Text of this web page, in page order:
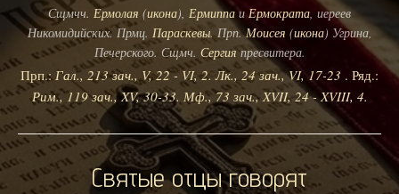
Сщмчч. Ермолая (икона), ЕрмиппаиЕрмократа, иереев
Никомидийских. Прмц. Параскевы. Прп.Моисея (икона) Угрина,
Печерского. Сщмч. Сергия пресвитера.
Прп.: Гал., 213 зач., V, 22 - VI, 2. Лк., 24 зач., VI, 17-23 . Ряд.:
Рим., 119 зач., XV, 30-33. Мф., 73 зач., XVII, 24 - XVIII, 4.
Святые отцы говорят